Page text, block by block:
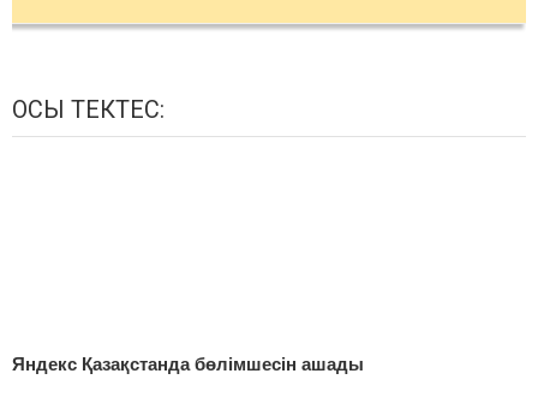
ОСЫ ТЕКТЕС:
Яндекс Қазақстанда бөлімшесін ашады